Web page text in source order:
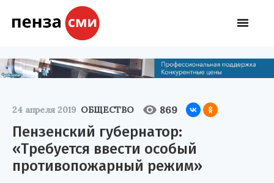
24 апреля 2019 ОБЩЕСТВО 869
Пензенский губернатор:
«Требуется ввести особый
противопожарный режим»